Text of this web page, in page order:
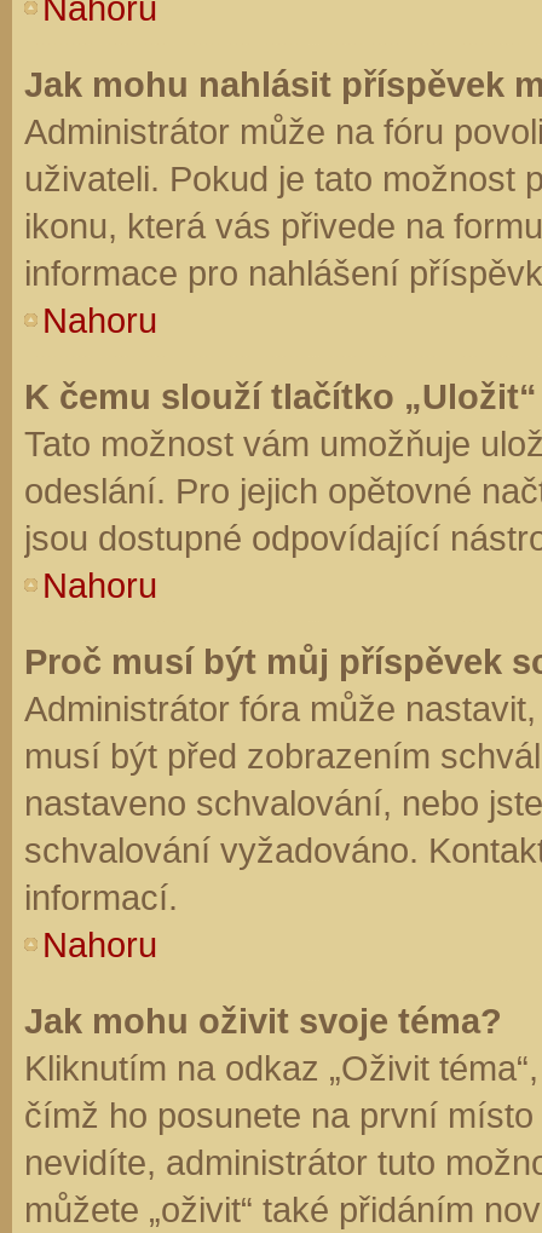
Jak mohu nahlásit příspěvek
Administrátor může na fóru
uživateli. Pokud je tato možnost
ikonu, která vás přivede na
informace pro nahlášení
Nahoru
K čemu slouží tlačítko
Tato možnost vám umožňuje
odeslání. Pro jejich opětovné
jsou dostupné odpovídající
Nahoru
Proč musí být můj příspěvek
Administrátor fóra může
musí být před zobrazením
nastaveno schvalování, nebo
schvalování vyžadováno.
informací.
Nahoru
Jak mohu oživit svoje téma?
Kliknutím na odkaz „Oživit
čímž ho posunete na první
nevidíte, administrátor tuto
můžete „oživit“ také přidáním